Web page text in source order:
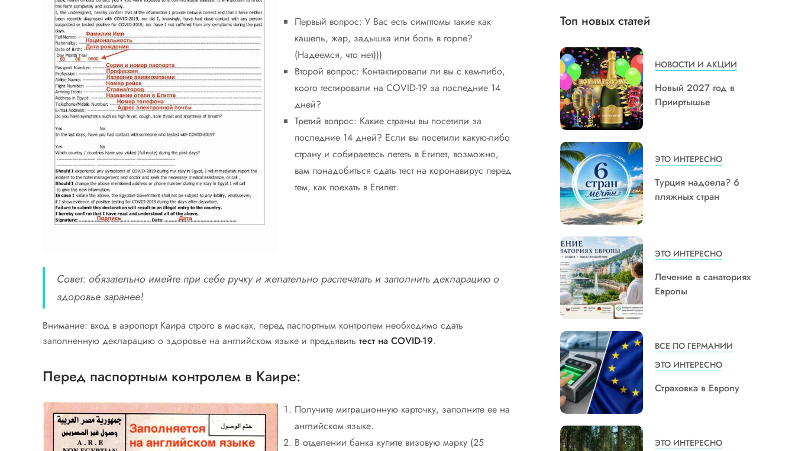
Первый вопрос: У Вас есть симптомы такие как
кашель, жар, задышка или боль в горле?
(Надеемся, что нет)))
Второй вопрос: Контактировали ли вы с кем-либо,
коого тестировали на COVID-19 за последние 14
дней?
Третий вопрос: Какие страны вы посетили за
последние 14 дней? Если вы посетили какую-либо
страну и собираетесь лететь в Египет, возможно,
вам понадобиться сдать тест на коронавирус перед
тем, как поехать в Египет.
Совет: обязательно имейте при себе ручку и желательно распечатать и заполнить декларацию о
здоровье заранее!
Внимание: вход в аэропорт Каира строго в масках, перед паспортным контролем необходимо сдать
заполненную декларацию о здоровье на английском языке и предьявить тест на COVID-19.
Перед паспортным контролем в Каире:
Получите миграционную карточку, заполните ее на
английском языке.
В отделении банка купите визовую марку (25
Топ новых статей
НОВОСТИ И АКЦИИ
Новый 2027 год в
Прииртышье
ЭТО ИНТЕРЕСНО
Турция надоела? 6
пляжных стран
ЭТО ИНТЕРЕСНО
Лечение в санаториях
Европы
ВСЕ ПО ГЕРМАНИИ
ЭТО ИНТЕРЕСНО
Страховка в Европу
ЭТО ИНТЕРЕСНО